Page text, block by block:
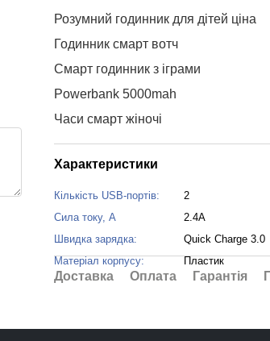
Розумний годинник для дітей ціна
Годинник смарт вотч
Смарт годинник з іграми
Powerbank 5000mah
Часи смарт жіночі
Повербанк київ
Провід тайп сі
Павер банк 20000 mah
Usb type c to usb type c
5 000 mah power bank
Смарт годинник на руку жіночий
Характеристики
Кількість USB-портів:
2
Сила току, А
2.4A
Швидка зарядка:
Quick Charge 3.0
Матеріал корпусу:
Пластик
Доставка Оплата Гарантія